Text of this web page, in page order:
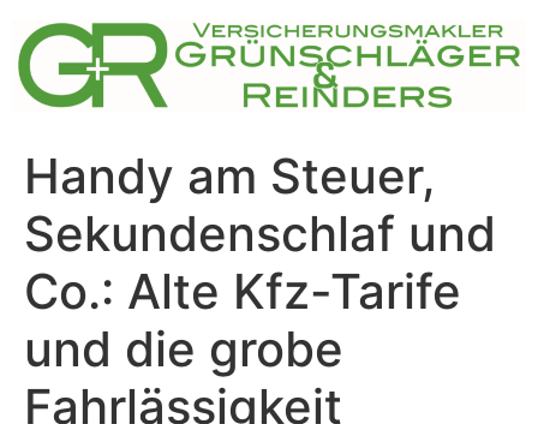
Inhalt
springen
Handy am Steuer,
Sekundenschlaf und
Co.: Alte Kfz-Tarife
und die grobe
Fahrlässigkeit